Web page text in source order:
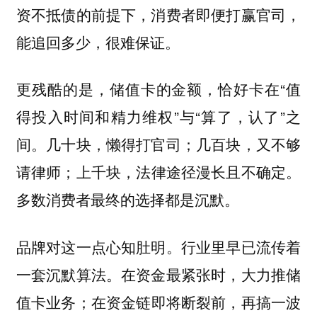
资不抵债的前提下，消费者即便打赢官司，
能追回多少，很难保证。
更残酷的是，储值卡的金额，恰好卡在“值
得投入时间和精力维权”与“算了，认了”之
间。几十块，懒得打官司；几百块，又不够
请律师；上千块，法律途径漫长且不确定。
多数消费者最终的选择都是沉默。
品牌对这一点心知肚明。行业里早已流传着
一套沉默算法。在资金最紧张时，大力推储
值卡业务；在资金链即将断裂前，再搞一波